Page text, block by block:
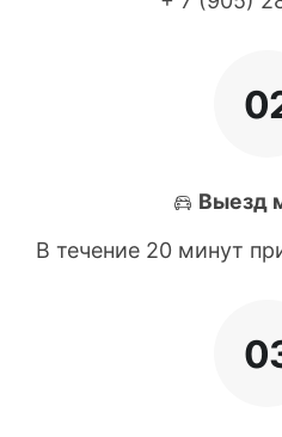
Выезд
В течение 20 минут